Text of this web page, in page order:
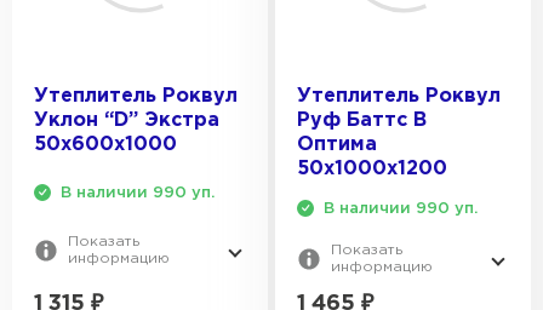
Утеплитель Роквул
Уклон “D” Экстра
50х600х1000
В наличии 990 уп.
Показать
информацию
1 315 ₽
Утеплитель Роквул
Руф Баттс В
Оптима
50х1000х1200
В наличии 990 уп.
Показать
информацию
1 465 ₽
ПЕРЕЙТИ
Утеплитель Неман
ПЕРЕЙТИ